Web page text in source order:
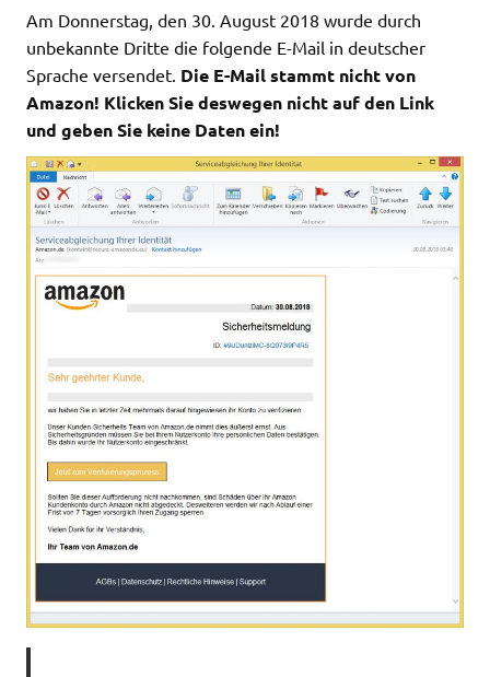
Am Donnerstag, den 30. August 2018 wurde durch
unbekannte Dritte die folgende E-Mail in deutscher
Sprache versendet. Die E-Mail stammt nicht von
Amazon! Klicken Sie deswegen nicht auf den Link
und geben Sie keine Daten ein!